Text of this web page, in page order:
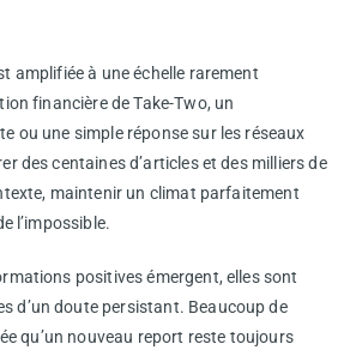
amplifiée à une échelle rarement
financière de Take-Two, un
ou une simple réponse sur les réseaux
des centaines d’articles et des milliers de
maintenir un climat parfaitement
l’impossible.
positives émergent, elles sont
d’un doute persistant. Beaucoup de
qu’un nouveau report reste toujours